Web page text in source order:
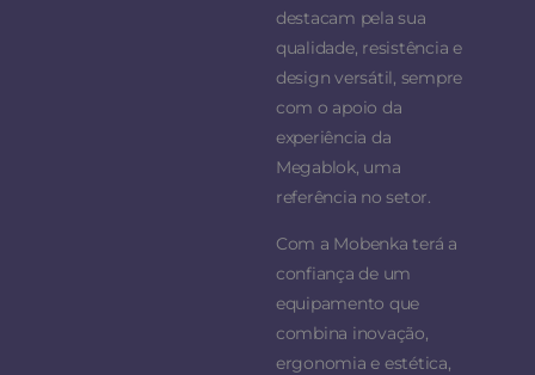
destacam pela sua
qualidade, resistência e
design versátil, sempre
com o apoio da
experiência da
Megablok, uma
referência no setor.
Com a Mobenka terá a
confiança de um
equipamento que
combina inovação,
ergonomia e estética,